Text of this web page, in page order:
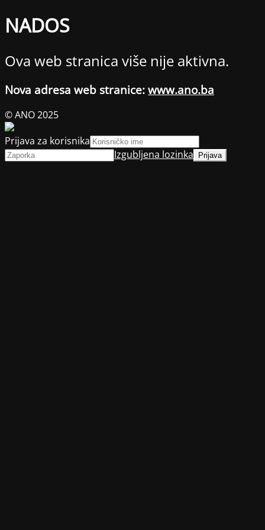
NADOS
Ova web stranica više nije aktivna.
Nova adresa web stranice: www.ano.ba
© ANO 2025
Prijava za korisnika
Izgubljena lozinka